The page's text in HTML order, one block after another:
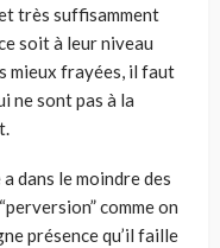
très suffisamment
soit à leur niveau
mieux frayées, il faut
ne sont pas à la
dans le moindre des
comme on
présence qu’il faille